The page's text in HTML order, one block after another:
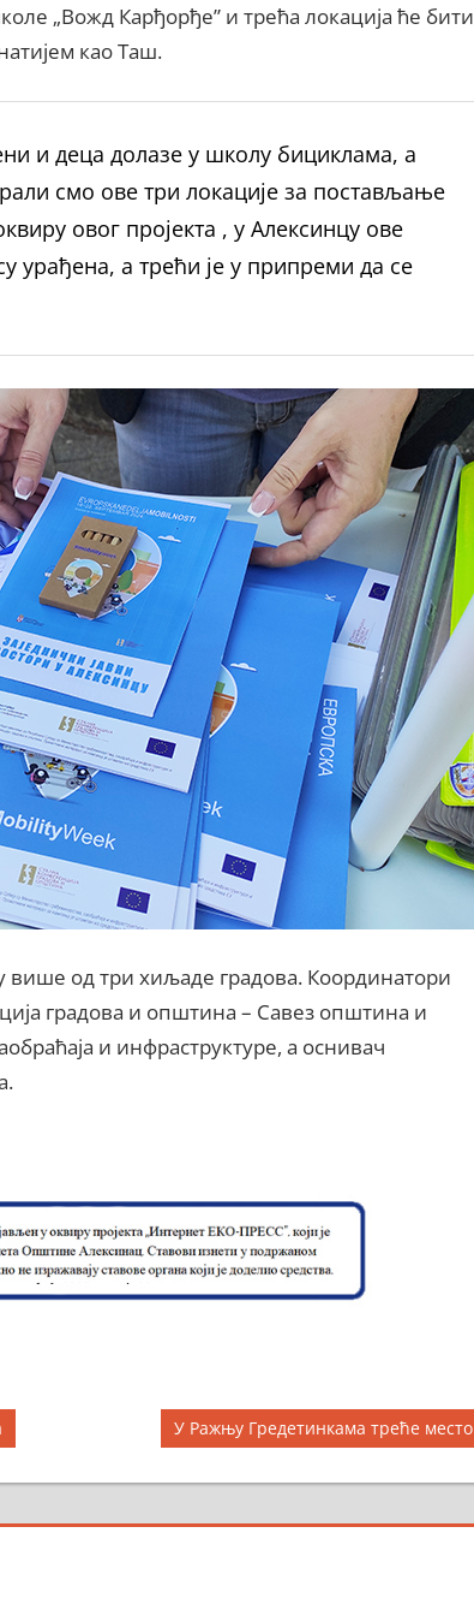
„Вожд Карђорђе” и трећа локација ће бити
као Таш.
и деца долазе у школу бициклама, а
смо ове три локације за постављање
овог пројекта , у Алексинцу ове
урађена, а трећи је у припреми да се
од три хиљаде градова. Координатори
градова и општина – Савез општина и
и инфраструктуре, а оснивач
Next
Post:
У Ражњу Гредетинкама треће место